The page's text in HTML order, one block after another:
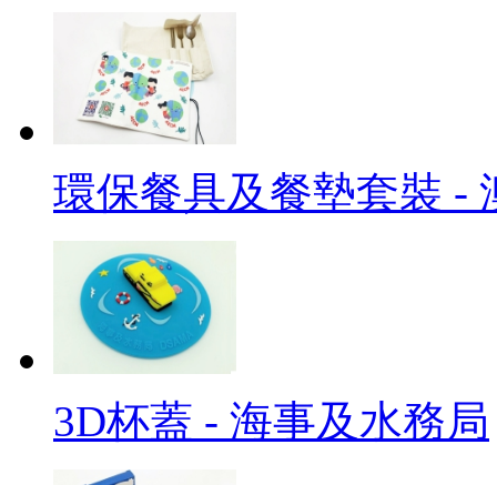
環保餐具及餐墊套裝 -
3D杯蓋 - 海事及水務局